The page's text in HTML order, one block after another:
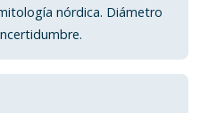
nórdica. Diámetro